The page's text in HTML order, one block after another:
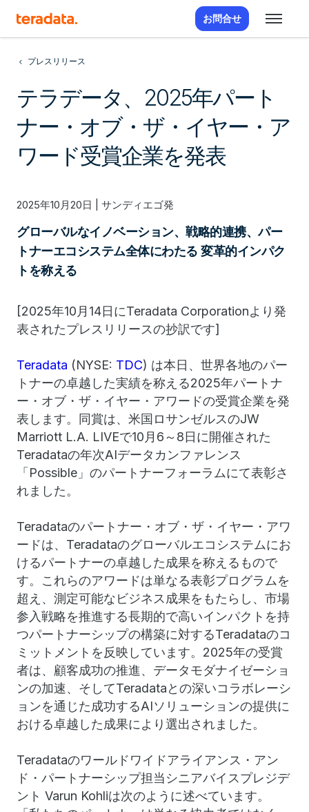
お問合せ
プレスリリース
テラデータ、2025年パート
ナー・オブ・ザ・イヤー・ア
ワード受賞企業を発表
2025年10月20日 | サンディエゴ発
グローバルなイノベーション、戦略的連携、パー
トナーエコシステム全体にわたる 変革的インパク
トを称える
[2025年10月14日にTeradata Corporationより発
表されたプレスリリースの抄訳です]
Teradata (NYSE: TDC) は本日、世界各地のパー
トナーの卓越した実績を称える2025年パートナ
ー・オブ・ザ・イヤー・アワードの受賞企業を発
表します。同賞は、米国ロサンゼルスのJW
Marriott L.A. LIVEで10月6～8日に開催された
Teradataの年次AIデータカンファレンス
「Possible」のパートナーフォーラムにて表彰さ
れました。
Teradataのパートナー・オブ・ザ・イヤー・アワ
ードは、Teradataのグローバルエコシステムにお
けるパートナーの卓越した成果を称えるもので
す。これらのアワードは単なる表彰プログラムを
超え、測定可能なビジネス成果をもたらし、市場
参入戦略を推進する長期的で高いインパクトを持
つパートナーシップの構築に対するTeradataのコ
ミットメントを反映しています。2025年の受賞
者は、顧客成功の推進、データモダナイゼーショ
ンの加速、そしてTeradataとの深いコラボレーシ
ョンを通じた成功するAIソリューションの提供に
おける卓越した成果により選出されました。
Teradataのワールドワイドアライアンス・アン
ド・パートナーシップ担当シニアバイスプレジデ
ント Varun Kohliは次のように述べています。